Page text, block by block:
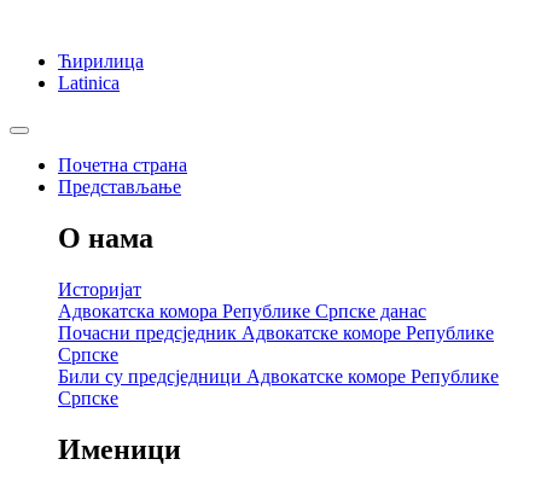
Ћирилица
Latinica
Почетна страна
Представљање
О нама
Историјат
Адвокатска комора Републике Српске данас
Почасни предсједник Адвокатске коморе Републике
Српске
Били су предсједници Адвокатске коморе Републике
Српске
Именици